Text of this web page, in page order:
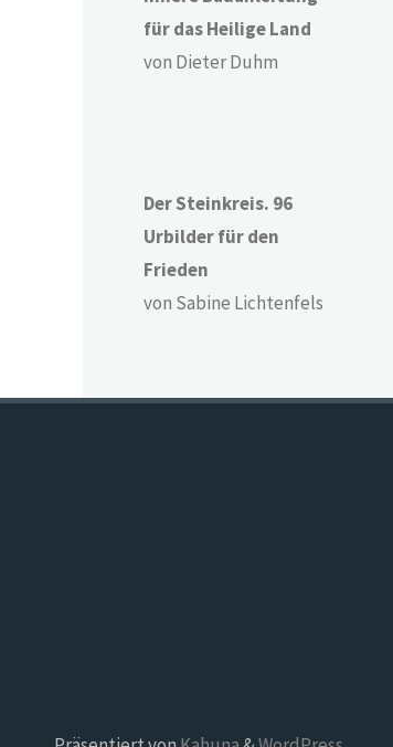
für das Heilige Land
von Dieter Duhm
Der Steinkreis. 96
Urbilder für den
Frieden
von Sabine Lichtenfels